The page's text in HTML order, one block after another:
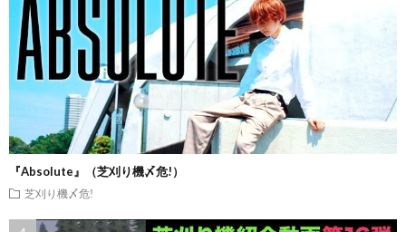
『Absolute』（芝刈り機〆危!）
芝刈り機〆危!